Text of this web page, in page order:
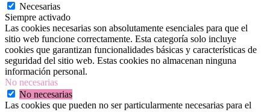
Necesarias
Siempre activado
Las cookies necesarias son absolutamente esenciales para que el
sitio web funcione correctamente. Esta categoría solo incluye
cookies que garantizan funcionalidades básicas y características de
seguridad del sitio web. Estas cookies no almacenan ninguna
información personal.
No necesarias
No necesarias
Las cookies que pueden no ser particularmente necesarias para el